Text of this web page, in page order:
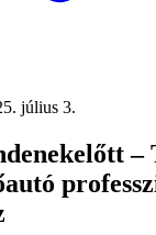
július 3.
–